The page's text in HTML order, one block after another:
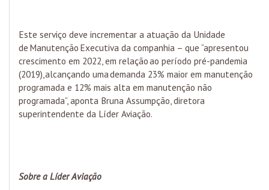
Este serviço deve incrementar a atuação da Unidade
de Manutenção Executiva da companhia – que “apresentou
crescimento em 2022, em relação ao período pré-pandemia
(2019), alcançando uma demanda 23% maior em manutenção
programada e 12% mais alta em manutenção não
programada”, aponta Bruna Assumpção, diretora
superintendente da Líder Aviação.
Sobre a Líder Aviação